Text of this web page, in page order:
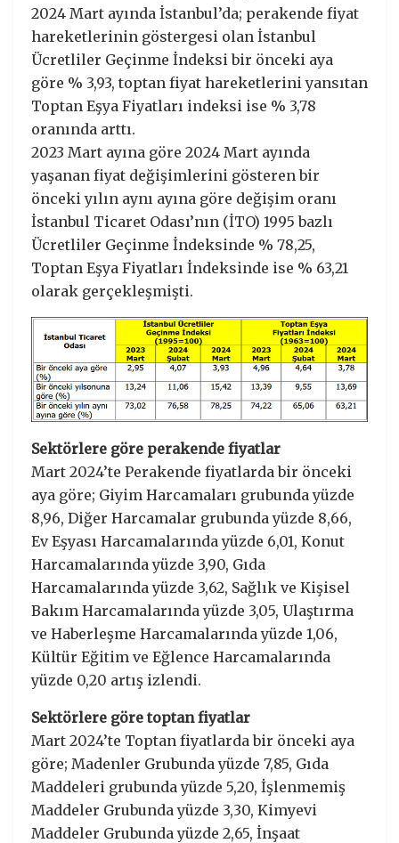
2024 Mart ayında İstanbul’da; perakende fiyat
hareketlerinin göstergesi olan İstanbul
Ücretliler Geçinme İndeksi bir önceki aya
göre % 3,93, toptan fiyat hareketlerini yansıtan
Toptan Eşya Fiyatları indeksi ise % 3,78
oranında arttı.
2023 Mart ayına göre 2024 Mart ayında
yaşanan fiyat değişimlerini gösteren bir
önceki yılın aynı ayına göre değişim oranı
İstanbul Ticaret Odası’nın (İTO) 1995 bazlı
Ücretliler Geçinme İndeksinde % 78,25,
Toptan Eşya Fiyatları İndeksinde ise % 63,21
olarak gerçekleşmişti.
Sektörlere göre perakende fiyatlar
Mart 2024’te Perakende fiyatlarda bir önceki
aya göre; Giyim Harcamaları grubunda yüzde
8,96, Diğer Harcamalar grubunda yüzde 8,66,
Ev Eşyası Harcamalarında yüzde 6,01, Konut
Harcamalarında yüzde 3,90, Gıda
Harcamalarında yüzde 3,62, Sağlık ve Kişisel
Bakım Harcamalarında yüzde 3,05, Ulaştırma
ve Haberleşme Harcamalarında yüzde 1,06,
Kültür Eğitim ve Eğlence Harcamalarında
yüzde 0,20 artış izlendi.
Sektörlere göre toptan fiyatlar
Mart 2024’te Toptan fiyatlarda bir önceki aya
göre; Madenler Grubunda yüzde 7,85, Gıda
Maddeleri grubunda yüzde 5,20, İşlenmemiş
Maddeler Grubunda yüzde 3,30, Kimyevi
Maddeler Grubunda yüzde 2,65, İnşaat